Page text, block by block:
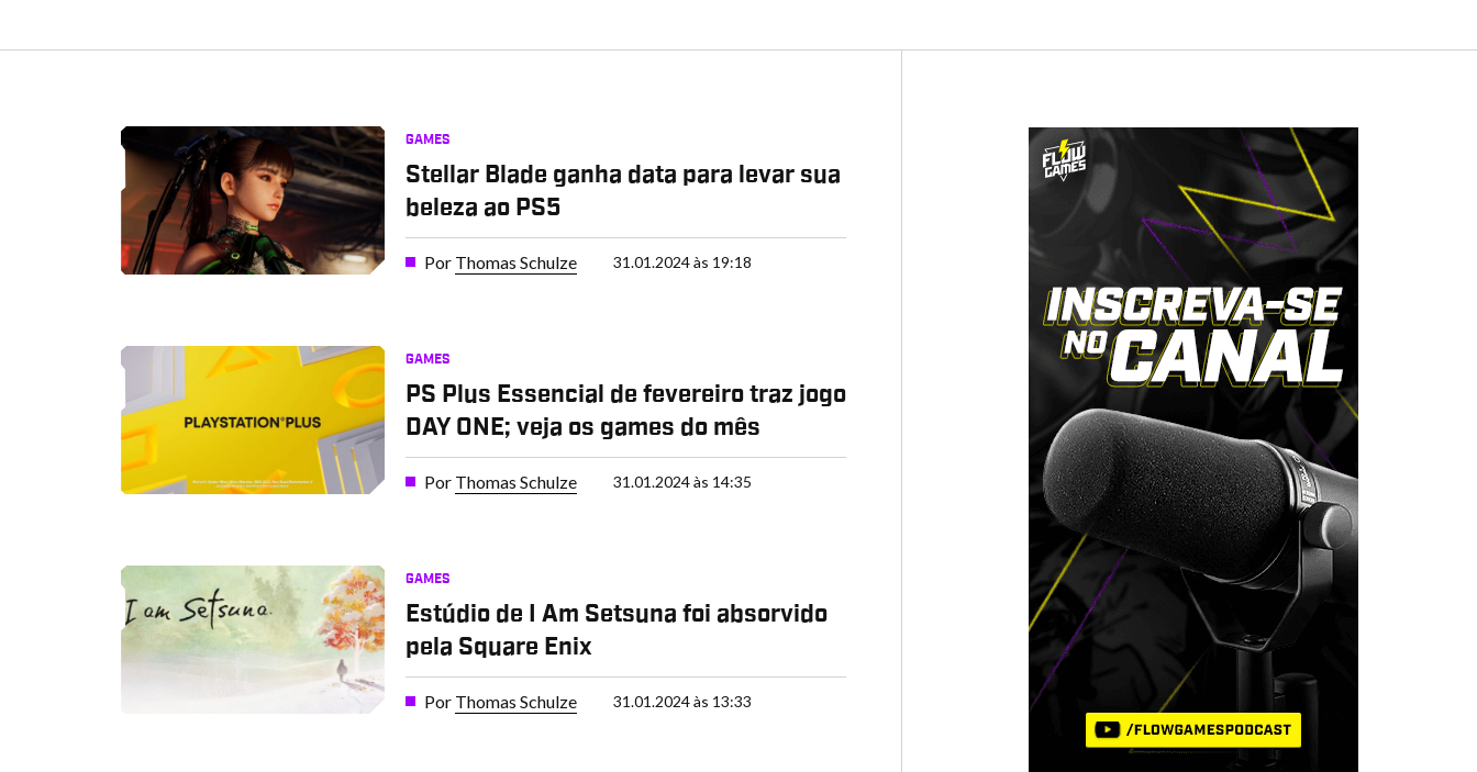
GAMES
Stellar Blade ganha data para levar sua
beleza ao PS5
Por Thomas Schulze 31.01.2024 às 19:18
GAMES
PS Plus Essencial de fevereiro traz jogo
DAY ONE; veja os games do mês
Por Thomas Schulze 31.01.2024 às 14:35
GAMES
Estúdio de I Am Setsuna foi absorvido
pela Square Enix
Por Thomas Schulze 31.01.2024 às 13:33